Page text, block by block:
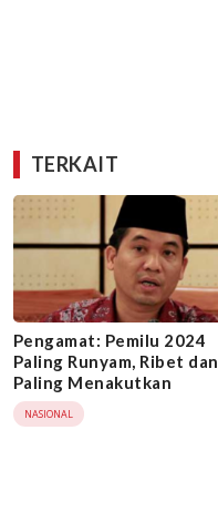
TERKAIT
Pengamat: Pemilu 2024
Paling Runyam, Ribet dan
Paling Menakutkan
NASIONAL